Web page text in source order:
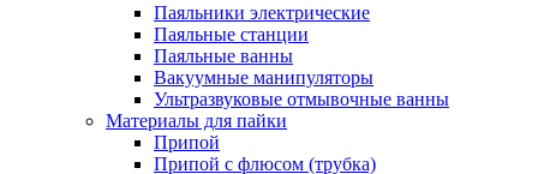
Паяльники электрические
Паяльные станции
Паяльные ванны
Вакуумные манипуляторы
Ультразвуковые отмывочные ванны
Материалы для пайки
Припой
Припой с флюсом (трубка)